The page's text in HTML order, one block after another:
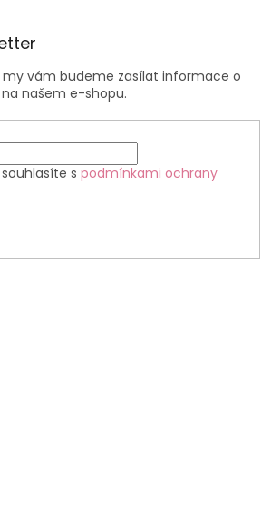
vám budeme zasílat informace o
našem e-shopu.
s podmínkami ochrany